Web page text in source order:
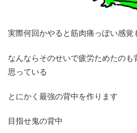
実際何回かやると筋肉痛っぽい感覚
なんならそのせいで疲労ためたのも
思っている
とにかく最強の背中を作ります
目指せ鬼の背中